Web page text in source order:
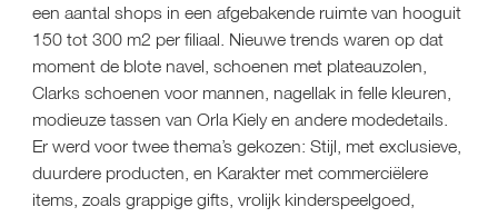
een aantal shops in een afgebakende ruimte van hooguit
150 tot 300 m2 per filiaal. Nieuwe trends waren op dat
moment de blote navel, schoenen met plateauzolen,
Clarks schoenen voor mannen, nagellak in felle kleuren,
modieuze tassen van Orla Kiely en andere modedetails.
Er werd voor twee thema’s gekozen: Stijl, met exclusieve,
duurdere producten, en Karakter met commerciëlere
items, zoals grappige gifts, vrolijk kinderspeelgoed,